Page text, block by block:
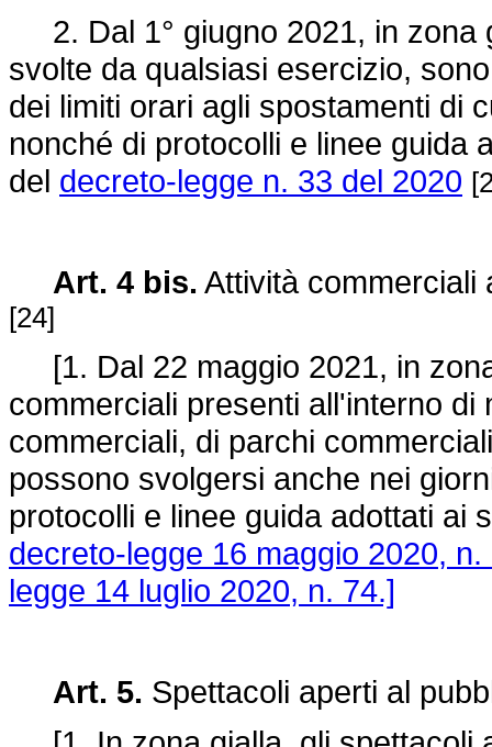
2. Dal 1° giugno 2021, in zona
svolte da qualsiasi esercizio,
dei limiti orari agli spostamenti di
nonché di protocolli e linee guida
del decreto-legge n. 33 del 2020
Art. 4 bis. Attività commerciali
[24]
[1. Dal 22 maggio 2021, in
commerciali presenti all'interno
commerciali, di parchi
possono svolgersi anche nei
protocolli e linee guida adottati ai
decreto-legge 16 maggio 2020, n.
legge 14 luglio 2020, n. 74.]
Art. 5. Spettacoli aperti al